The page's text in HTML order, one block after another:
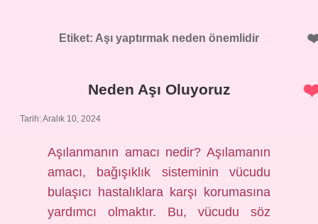
Etiket: Aşı yaptırmak neden önemlidir
Neden Aşı Oluyoruz
Tarih: Aralık 10, 2024
Aşılanmanın amacı nedir? Aşılamanın
amacı, bağışıklık sisteminin vücudu
bulaşıcı hastalıklara karşı korumasına
yardımcı olmaktır. Bu, vücudu söz